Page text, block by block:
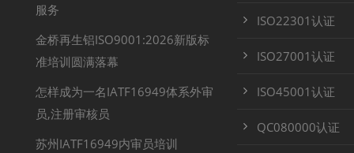
服务
金桥再生铝ISO9001:2026新版标
准培训圆满落幕
怎样成为一名IATF16949体系外审
员,注册审核员
苏州IATF16949内审员培训
ISO22301认证
ISO27001认证
ISO45001认证
QC080000认证